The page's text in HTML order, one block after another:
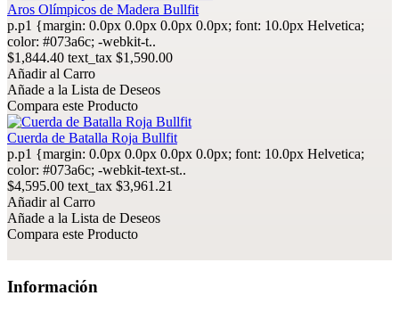
Aros Olímpicos de Madera Bullfit
p.p1 {margin: 0.0px 0.0px 0.0px 0.0px; font: 10.0px Helvetica;
color: #073a6c; -webkit-t..
$1,844.40 text_tax $1,590.00
Añadir al Carro
Añade a la Lista de Deseos
Compara este Producto
Cuerda de Batalla Roja Bullfit
p.p1 {margin: 0.0px 0.0px 0.0px 0.0px; font: 10.0px Helvetica;
color: #073a6c; -webkit-text-st..
$4,595.00 text_tax $3,961.21
Añadir al Carro
Añade a la Lista de Deseos
Compara este Producto
Información